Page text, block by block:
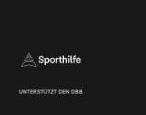
UNTERSTÜTZT DEN DBB